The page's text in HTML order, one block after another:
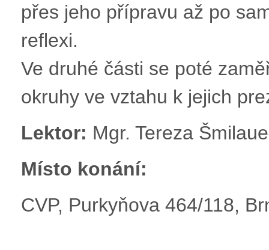
přes jeho přípravu až po
reflexi.
Ve druhé části se poté
okruhy ve vztahu k jejich
Lektor: Mgr. Tereza
Místo konání:
CVP, Purkyňova 464/118,